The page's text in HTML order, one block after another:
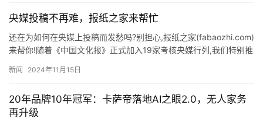
央媒投稿不再难，报纸之家来帮忙
还在为如何在央媒上投稿而发愁吗?别担心,报纸之家(fabaozhi.com)
来帮你!随着《中国文化报》正式加入19家考核央媒行列,我们特别推
新闻 2024年11月15日
20年品牌10年冠军：卡萨帝落地AI之眼2.0，无人家务
再升级